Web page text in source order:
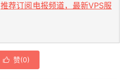
推荐订阅电报频道，最新VPS服
 赞(0)